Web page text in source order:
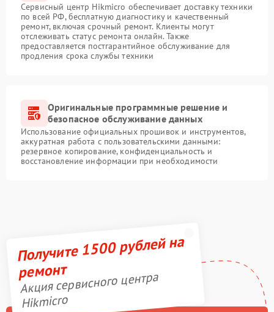
Сервисный центр Hikmicro обеспечивает доставку техники
по всей РФ, бесплатную диагностику и качественный
ремонт, включая срочный ремонт. Клиенты могут
отслеживать статус ремонта онлайн. Также
предоставляется постгарантийное обслуживание для
продления срока службы техники
Оригинальные программные решение и
безопасное обслуживание данных
Использование официальных прошивок и инструментов,
аккуратная работа с пользовательскими данными:
резервное копирование, конфиденциальность и
восстановление информации при необходимости
Получите 1500 рублей на
ремонт
Акция сервисного центра
Hikmicro